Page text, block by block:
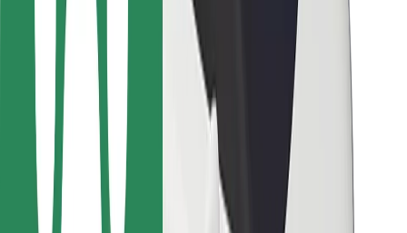
Supporto
Per i Guidatori
Per i conducenti
Per corrieri
Bolt Food
Per i proprietari di flotta
Per ristoranti